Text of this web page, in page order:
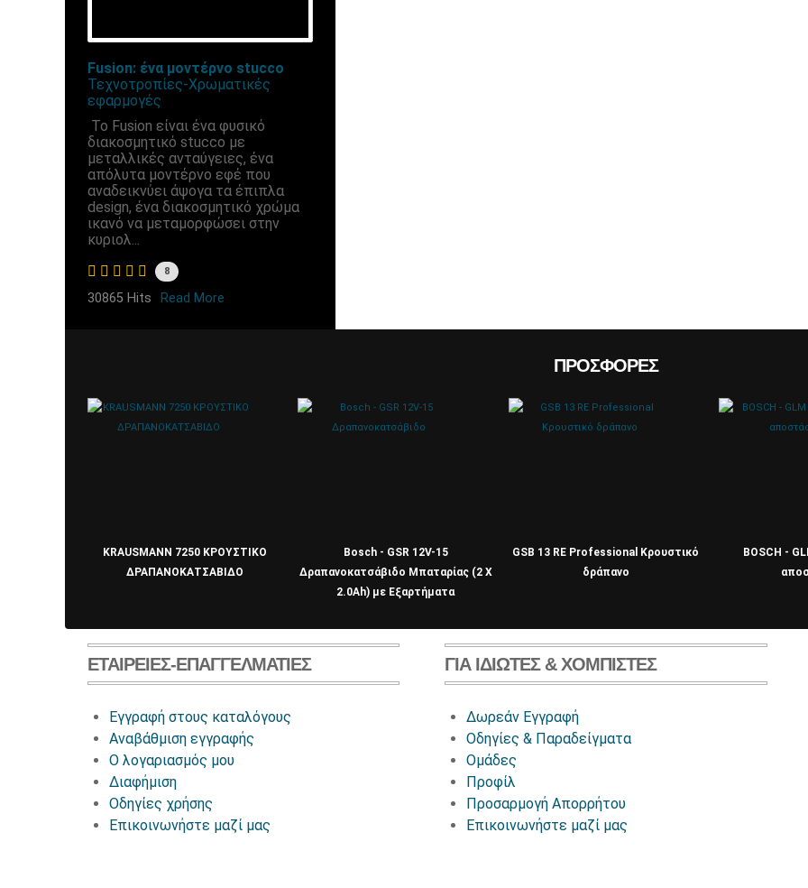
Fusion: ένα μοντέρνο stucco
Τεχνοτροπίες-Χρωματικές
εφαρμογές
Το Fusion είναι ένα φυσικό
διακοσμητικό stucco με
μεταλλικές ανταύγειες, ένα
απόλυτα μοντέρνο εφέ που
αναδεικνύει άψογα τα έπιπλα
design, ένα διακοσμητικό χρώμα
ικανό να μεταμορφώσει στην
κυριολ...
8
30865 Hits Read More
ΠΡΟΣΦΟΡΈΣ
KRAUSMANN 7250 ΚΡΟΥΣΤΙΚΟ
ΔΡΑΠΑΝΟΚΑΤΣΑΒΙΔΟ
Bosch - GSR 12V-15
Δραπανοκατσάβιδο Μπαταρίας (2 X
2.0Ah) με Εξαρτήματα
GSB 13 RE Professional Κρουστικό
δράπανο
BOSCH -
ΕΤΑΙΡΕΊΕΣ-ΕΠΑΓΓΕΛΜΑΤΊΕΣ
Εγγραφή στους καταλόγους
Αναβάθμιση εγγραφής
O λογαριασμός μου
Διαφήμιση
Οδηγίες χρήσης
Επικοινωνήστε μαζί μας
ΓΙΑ ΙΔΙΏΤΕΣ & ΧΟΜΠΊΣΤΕΣ
Δωρεάν Εγγραφή
Οδηγίες & Παραδείγματα
Ομάδες
Προφίλ
Προσαρμογή Απορρήτου
Επικοινωνήστε μαζί μας